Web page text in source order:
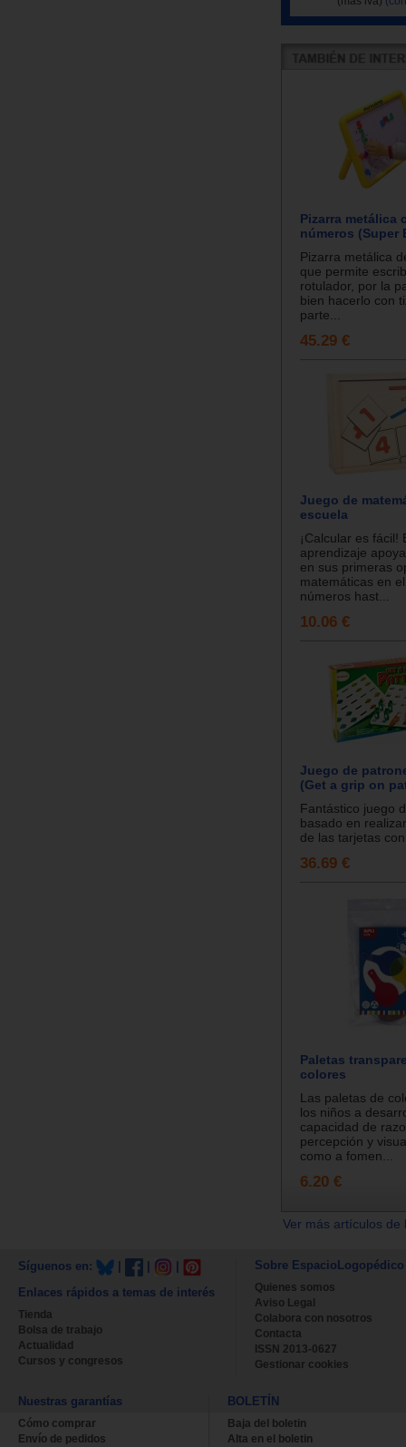
Pizarra metálica
números (Super
Pizarra metálica
que permite
rotulador, por la
bien hacerlo con
parte...
45.29 €
Juego de
escuela
¡Calcular es fácil!
aprendizaje
en sus primeras
matemáticas en
números hast...
10.06 €
Juego de
(Get a grip on
Fantástico juego
basado en
de las tarjetas
36.69 €
Paletas
colores
Las paletas de
los niños a
capacidad de
percepción y
como a fomen...
6.20 €
Ver más artículos
Síguenos en:
Enlaces rápidos a temas de interés
Tienda
Bolsa de trabajo
Actualidad
Cursos y congresos
Sobre EspacioLogopédico
Quienes somos
Aviso Legal
Colabora con nosotros
Contacta
ISSN 2013-0627
Gestionar cookies
Nuestras garantías
Cómo comprar
Envío de pedidos
BOLETÍN
Baja del boletin
Alta en el boletin